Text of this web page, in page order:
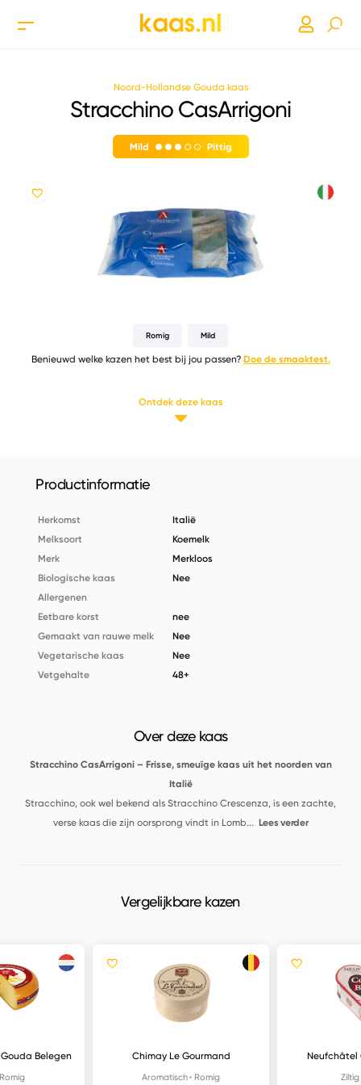
Noord-Hollandse Gouda kaas
Stracchino CasArrigoni
Mild Pittig
Romig Mild
Benieuwd welke kazen het best bij jou passen? Doe de smaaktest.
Ontdek deze kaas
Productinformatie
Herkomst
Italië
Melksoort
Koemelk
Merk
Merkloos
Biologische kaas
Nee
Allergenen
Eetbare korst
nee
Gemaakt van rauwe melk
Nee
Vegetarische kaas
Nee
Vetgehalte
48+
Over deze kaas
Stracchino CasArrigoni – Frisse, smeuïge kaas uit het noorden van
Italië
Stracchino, ook wel bekend als Stracchino Crescenza, is een zachte,
verse kaas die zijn oorsprong vindt in Lomb... Lees verder
Vergelijkbare kazen
Belegen Chimay Le Gourmand
Aromatisch Romig
Neufchâtel
Ziltig